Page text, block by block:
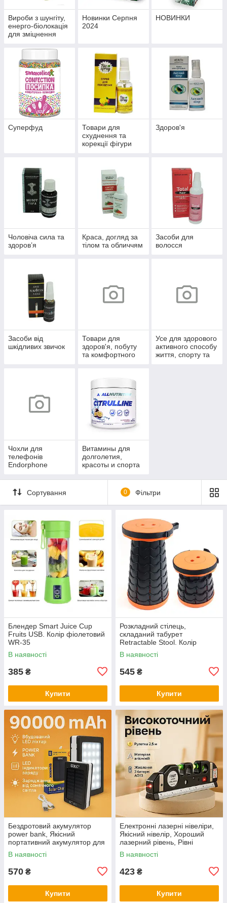
Вироби з шунгіту,
енерго-біолокація
для зміцнення
профілактики
хвороб
Новинки Серпня
2024
НОВИНКИ
Суперфуд
Товари для
схуднення та
корекції фігури
Здоров'я
Чоловіча сила та
здоров’я
Краса, догляд за
тілом та обличчям
Засоби для
волосся
Засоби від
шкідливих звичок
Товари для
здоров'я, побуту
та комфортного
Усе для здорового
активного способу
життя, спорту та
Чохли для
телефонів
Endorphone
Витамины для
долголетия,
красоты и спорта
Сортування 0 Фільтри
Блендер Smart Juice Cup
Fruits USB. Колір фіолетовий
WR-35
В наявності
385 ₴
Купити
Розкладний стілець,
складаний табурет
Retractable Stool. Колір
помаранчевий YX-46
В наявності
545 ₴
Купити
Бездротовий акумулятор
power bank, Якісний
портативний акумулятор для
телефону, Powerbank для
дому VG-33
В наявності
570 ₴
Купити
Електронні лазерні нівеліри,
Якісний нівелір, Хороший
лазерний рівень, Рівні
будівельні професійні OA-27
В наявності
423 ₴
Купити